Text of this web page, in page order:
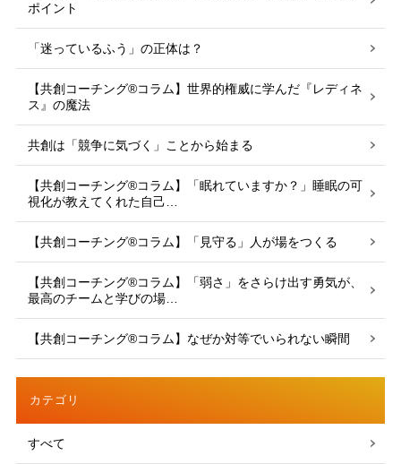
ポイント
「迷っているふう」の正体は？
【共創コーチング®︎コラム】世界的権威に学んだ『レディネ
ス』の魔法
共創は「競争に気づく」ことから始まる
【共創コーチング®︎コラム】「眠れていますか？」睡眠の可
視化が教えてくれた自己…
【共創コーチング®︎コラム】「見守る」人が場をつくる
【共創コーチング®︎コラム】「弱さ」をさらけ出す勇気が、
最高のチームと学びの場…
【共創コーチング®︎コラム】なぜか対等でいられない瞬間
カテゴリ
すべて